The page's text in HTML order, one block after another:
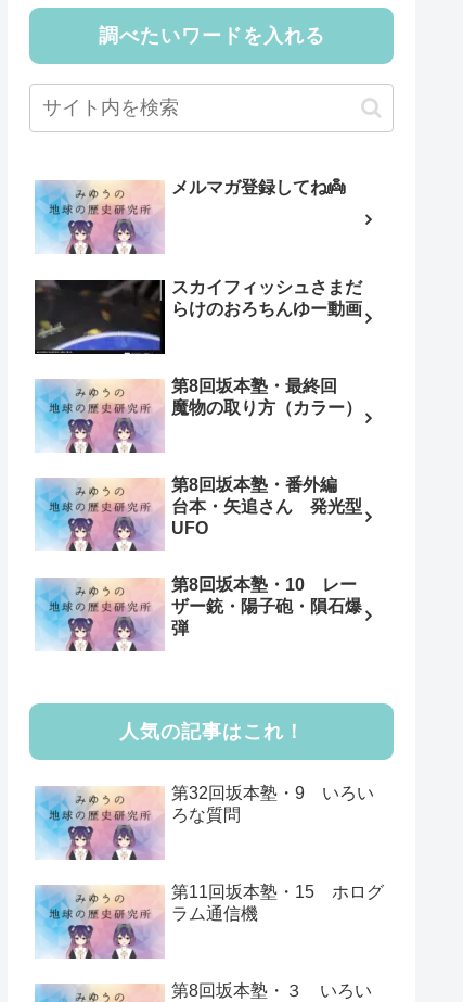
調べたいワードを入れる
メルマガ登録してね👼
スカイフィッシュさまだ
らけのおろちんゆー動画
第8回坂本塾・最終回
魔物の取り方（カラー）
第8回坂本塾・番外編
台本・矢追さん 発光型
UFO
第8回坂本塾・10 レー
ザー銃・陽子砲・隕石爆
弾
人気の記事はこれ！
第32回坂本塾・9 いろい
ろな質問
第11回坂本塾・15 ホログ
ラム通信機
第8回坂本塾・３ いろい